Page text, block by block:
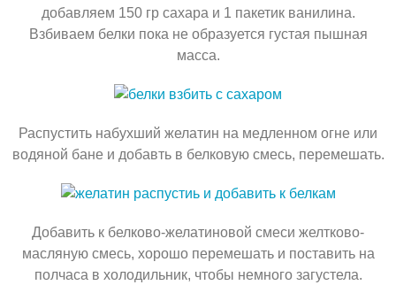
добавляем 150 гр сахара и 1 пакетик ванилина.
Взбиваем белки пока не образуется густая пышная
масса.
Распустить набухший желатин на медленном огне или
водяной бане и добавть в белковую смесь, перемешать.
Добавить к белково-желатиновой смеси желтково-
масляную смесь, хорошо перемешать и поставить на
полчаса в холодильник, чтобы немного загустела.